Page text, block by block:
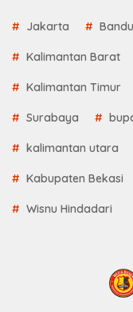
Jakarta
Kalimantan Barat
Kalimantan Timur
Surabaya
kalimantan utara
Kabupaten Bekasi
Wisnu Hindadari